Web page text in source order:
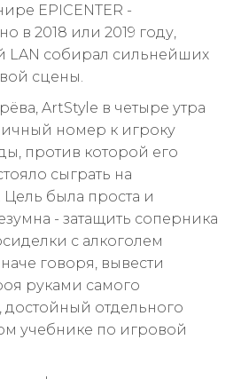
EPICENTER -
в 2018 или 2019 году,
LAN собирал сильнейших
сцены.
ArtStyle в четыре утра
номер к игроку
против которой его
сыграть на
была проста и
- затащить соперника
с алкоголем
говоря, вывести
руками самого
достойный отдельного
учебнике по игровой